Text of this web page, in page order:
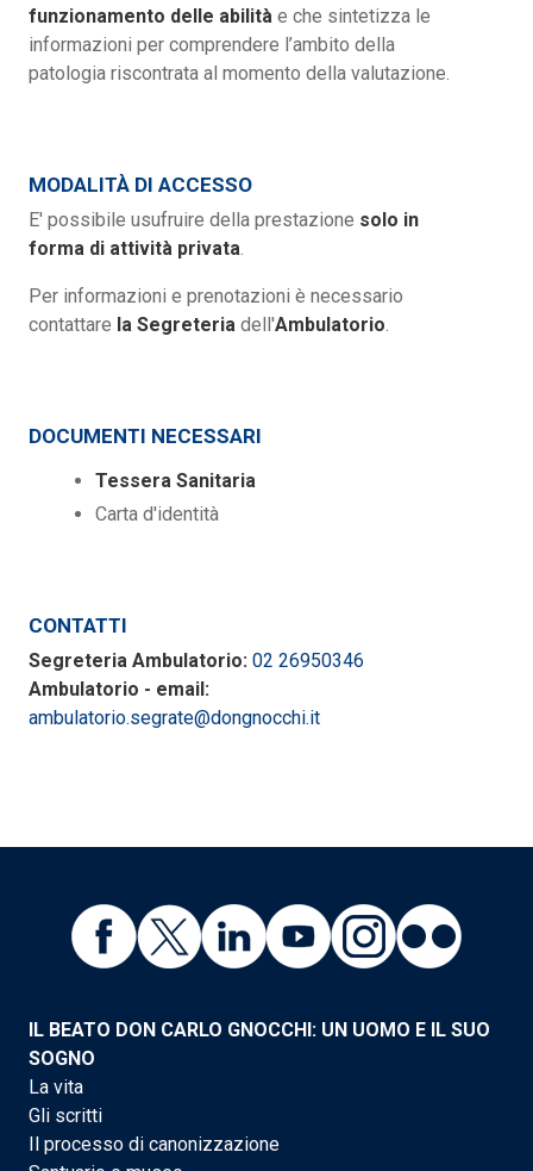
funzionamento delle abilità e che sintetizza le
informazioni per comprendere l’ambito della
patologia riscontrata al momento della valutazione.
MODALITÀ DI ACCESSO
E' possibile usufruire della prestazione solo in
forma di attività privata
Per informazioni e prenotazioni è necessario
contattare la Segreteria dell'Ambulatorio
DOCUMENTI NECESSARI
Tessera Sanitaria
Carta d'identità
CONTATTI
Segreteria Ambulatorio: 02 26950346
Ambulatorio - email:
ambulatorio.segrate@dongnocchi.it
IL BEATO DON CARLO GNOCCHI: UN UOMO E IL SUO
SOGNO
La vita
Gli scritti
Il processo di canonizzazione